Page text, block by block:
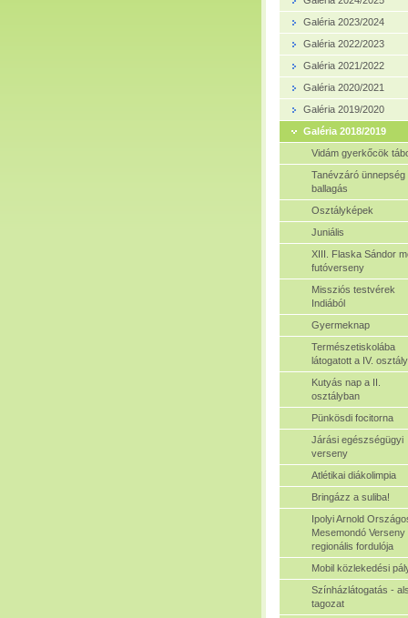
Galéria 2023/2024
Galéria 2022/2023
Galéria 2021/2022
Galéria 2020/2021
Galéria 2019/2020
Galéria 2018/2019
Vidám gyerkőcök
Tanévzáró ünnepség
ballagás
Osztályképek
Juniális
XIII. Flaska Sándor
futóverseny
Missziós testvérek
Indiából
Gyermeknap
Természetiskolába
látogatott a IV. osztály
Kutyás nap a II.
osztályban
Pünkösdi focitorna
Járási egészségügyi
verseny
Atlétikai diákolimpia
Bringázz a suliba!
Ipolyi Arnold
Mesemondó Verseny
regionális fordulója
Mobil közlekedési
Színházlátogatás -
tagozat